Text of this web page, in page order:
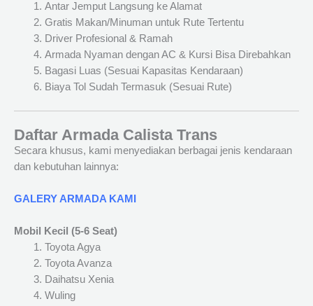
Antar Jemput Langsung ke Alamat
Gratis Makan/Minuman untuk Rute Tertentu
Driver Profesional & Ramah
Armada Nyaman dengan AC & Kursi Bisa Direbahkan
Bagasi Luas (Sesuai Kapasitas Kendaraan)
Biaya Tol Sudah Termasuk (Sesuai Rute)
Daftar Armada Calista Trans
Secara khusus, kami menyediakan berbagai jenis kendaraan
dan kebutuhan lainnya:
GALERY ARMADA KAMI
Mobil Kecil (5-6 Seat)
Toyota Agya
Toyota Avanza
Daihatsu Xenia
Wuling